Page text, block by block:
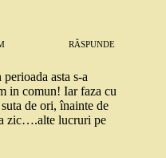
RĂSPUNDE
asta s-a
in comun! Iar faza cu
de ori, înainte de
zic….alte lucruri pe